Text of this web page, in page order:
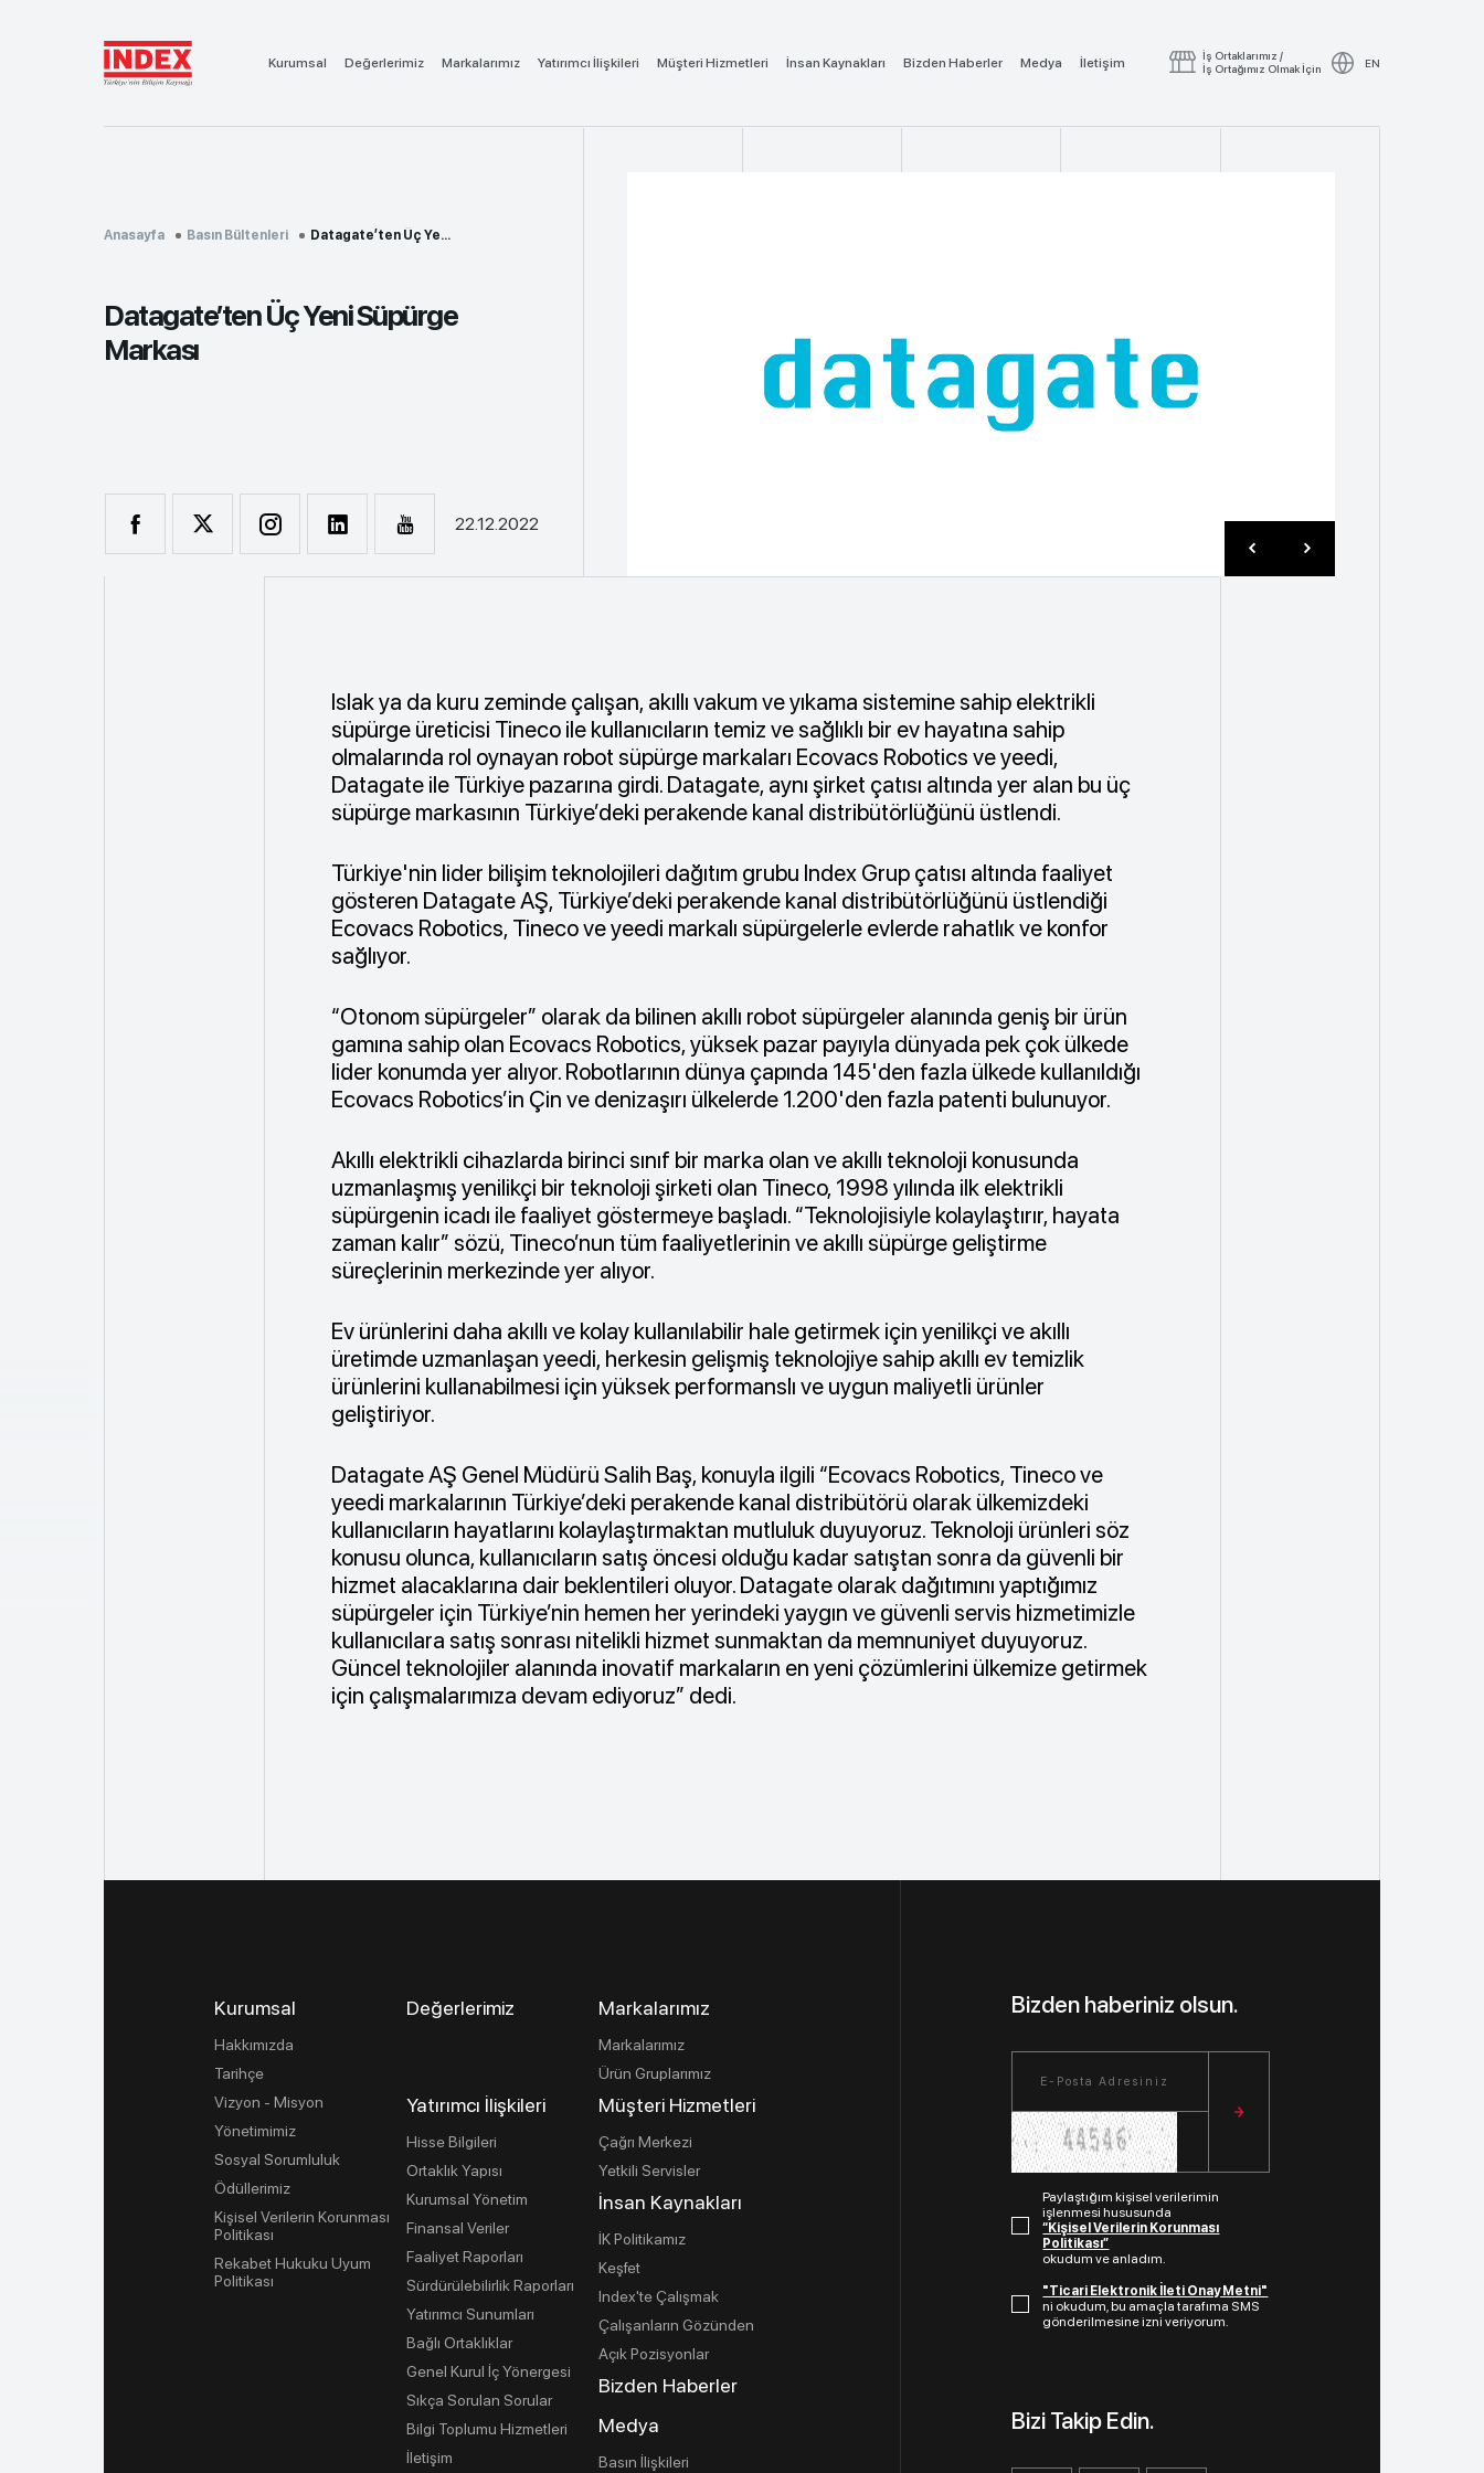
Kurumsal Değerlerimiz Markalarımız Yatırımcı İlişkileri Müşteri Hizmetleri İnsan Kaynakları Bizden Haberler Medya İletişim
İş Ortaklarımız /
İş Ortağımız Olmak İçin
EN
Anasayfa Basın Bültenleri Datagate’ten Üç Ye...
Datagate’ten Üç Yeni Süpürge
Markası
22.12.2022
Islak ya da kuru zeminde çalışan, akıllı vakum ve yıkama sistemine sahip elektrikli
süpürge üreticisi Tineco ile kullanıcıların temiz ve sağlıklı bir ev hayatına sahip
olmalarında rol oynayan robot süpürge markaları Ecovacs Robotics ve yeedi,
Datagate ile Türkiye pazarına girdi. Datagate, aynı şirket çatısı altında yer alan bu üç
süpürge markasının Türkiye’deki perakende kanal distribütörlüğünü üstlendi.
Türkiye'nin lider bilişim teknolojileri dağıtım grubu Index Grup çatısı altında faaliyet
gösteren Datagate AŞ, Türkiye’deki perakende kanal distribütörlüğünü üstlendiği
Ecovacs Robotics, Tineco ve yeedi markalı süpürgelerle evlerde rahatlık ve konfor
sağlıyor.
“Otonom süpürgeler” olarak da bilinen akıllı robot süpürgeler alanında geniş bir ürün
gamına sahip olan Ecovacs Robotics, yüksek pazar payıyla dünyada pek çok ülkede
lider konumda yer alıyor. Robotlarının dünya çapında 145'den fazla ülkede kullanıldığı
Ecovacs Robotics’in Çin ve denizaşırı ülkelerde 1.200'den fazla patenti bulunuyor.
Akıllı elektrikli cihazlarda birinci sınıf bir marka olan ve akıllı teknoloji konusunda
uzmanlaşmış yenilikçi bir teknoloji şirketi olan Tineco, 1998 yılında ilk elektrikli
süpürgenin icadı ile faaliyet göstermeye başladı. “Teknolojisiyle kolaylaştırır, hayata
zaman kalır” sözü, Tineco’nun tüm faaliyetlerinin ve akıllı süpürge geliştirme
süreçlerinin merkezinde yer alıyor.
Ev ürünlerini daha akıllı ve kolay kullanılabilir hale getirmek için yenilikçi ve akıllı
üretimde uzmanlaşan yeedi, herkesin gelişmiş teknolojiye sahip akıllı ev temizlik
ürünlerini kullanabilmesi için yüksek performanslı ve uygun maliyetli ürünler
geliştiriyor.
Datagate AŞ Genel Müdürü Salih Baş, konuyla ilgili “Ecovacs Robotics, Tineco ve
yeedi markalarının Türkiye’deki perakende kanal distribütörü olarak ülkemizdeki
kullanıcıların hayatlarını kolaylaştırmaktan mutluluk duyuyoruz. Teknoloji ürünleri söz
konusu olunca, kullanıcıların satış öncesi olduğu kadar satıştan sonra da güvenli bir
hizmet alacaklarına dair beklentileri oluyor. Datagate olarak dağıtımını yaptığımız
süpürgeler için Türkiye’nin hemen her yerindeki yaygın ve güvenli servis hizmetimizle
kullanıcılara satış sonrası nitelikli hizmet sunmaktan da memnuniyet duyuyoruz.
Güncel teknolojiler alanında inovatif markaların en yeni çözümlerini ülkemize getirmek
için çalışmalarımıza devam ediyoruz” dedi.
Kurumsal
Hakkımızda
Tarihçe
Vizyon - Misyon
Yönetimimiz
Sosyal Sorumluluk
Ödüllerimiz
Kişisel Verilerin Korunması
Politikası
Rekabet Hukuku Uyum
Politikası
Değerlerimiz Markalarımız
Markalarımız
Ürün Gruplarımız
Yatırımcı İlişkileri
Hisse Bilgileri
Ortaklık Yapısı
Kurumsal Yönetim
Finansal Veriler
Faaliyet Raporları
Sürdürülebilirlik Raporları
Yatırımcı Sunumları
Bağlı Ortaklıklar
Genel Kurul İç Yönergesi
Sıkça Sorulan Sorular
Bilgi Toplumu Hizmetleri
İletişim
Müşteri Hizmetleri
Çağrı Merkezi
Yetkili Servisler
İnsan Kaynakları
İK Politikamız
Keşfet
Index'te Çalışmak
Çalışanların Gözünden
Açık Pozisyonlar
Bizden Haberler
Medya
Basın İlişkileri
Bizden haberiniz olsun.
Paylaştığım kişisel verilerimin
işlenmesi hususunda
“Kişisel Verilerin Korunması
Politikası”
okudum ve anladım.
"Ticari Elektronik İleti Onay Metni"
ni okudum, bu amaçla tarafıma SMS
gönderilmesine izni veriyorum.
Bizi Takip Edin.